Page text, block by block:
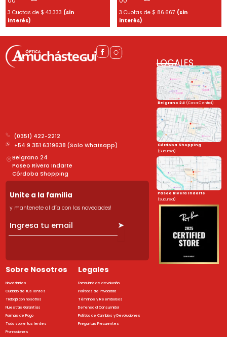
3 Cuotas de $ 43.333 (sin
interés)
3 Cuotas de $ 86.667 (sin
interés)
(0351) 422-2212
+54 9 351 6319638 (Solo Whatsapp)
Belgrano 24
Paseo Rivera Indarte
Córdoba Shopping
Unite a la familia
y mantenete al día con las novedades!
➤
Sobre Nosotros
Novedades
Cuidado de tus lentes
Trabajá con nosotros
Nuestras Garantías
Formas de Pago
Todo sobre tus lentes
Promociones
Legales
Formulario de devolución
Políticas de Privacidad
Términos y Reembolsos
Defensa al Consumidor
Política de Cambios y Devoluciones
Preguntas Frecuentes
LOCALES
Belgrano 24 (Casa Central)
Córdoba Shopping
(Sucursal)
Paseo Rivera Indarte
(Sucursal)